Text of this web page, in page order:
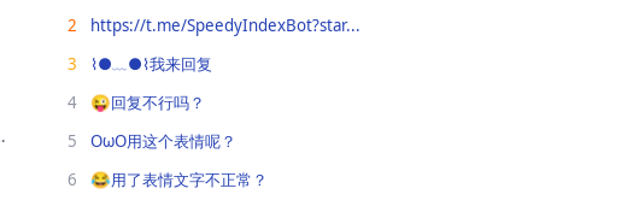
2
https://t.me/SpeedyIndexBot?star...
3
⌇●﹏●⌇我来回复
4
😜回复不行吗？
5
OωO用这个表情呢？
6
😂用了表情文字不正常？